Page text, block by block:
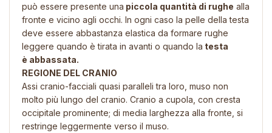
può essere presente una piccola quantità di rughe alla
fronte e vicino agli occhi. In ogni caso la pelle della testa
deve essere abbastanza elastica da formare rughe
leggere quando è tirata in avanti o quando la testa
è abbassata.
REGIONE DEL CRANIO
Assi cranio-facciali quasi paralleli tra loro, muso non
molto più lungo del cranio. Cranio a cupola, con cresta
occipitale prominente; di media larghezza alla fronte, si
restringe leggermente verso il muso.